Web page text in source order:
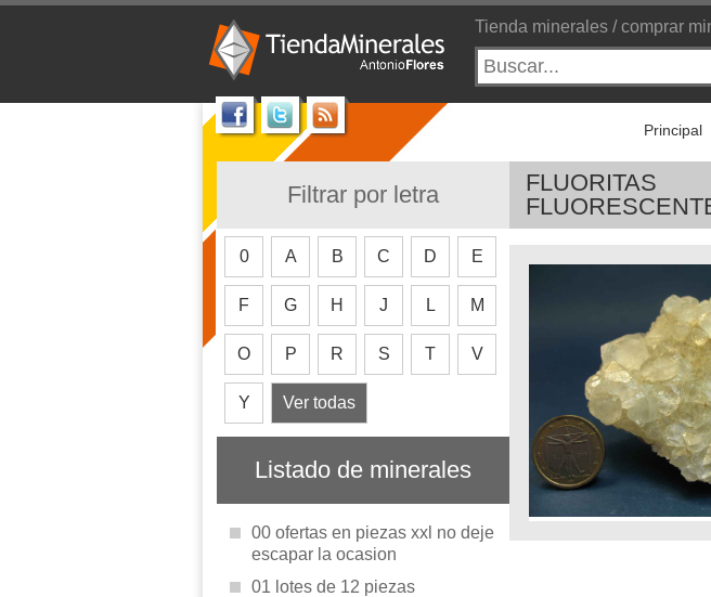
Tienda minerales / comprar
Principal
FLUORITAS
Filtrar por letra
0 A B C D E
F G H J L M
O P R S T V
Y Ver todas
Listado de minerales
00 ofertas en piezas xxl no deje
escapar la ocasion
01 lotes de 12 piezas